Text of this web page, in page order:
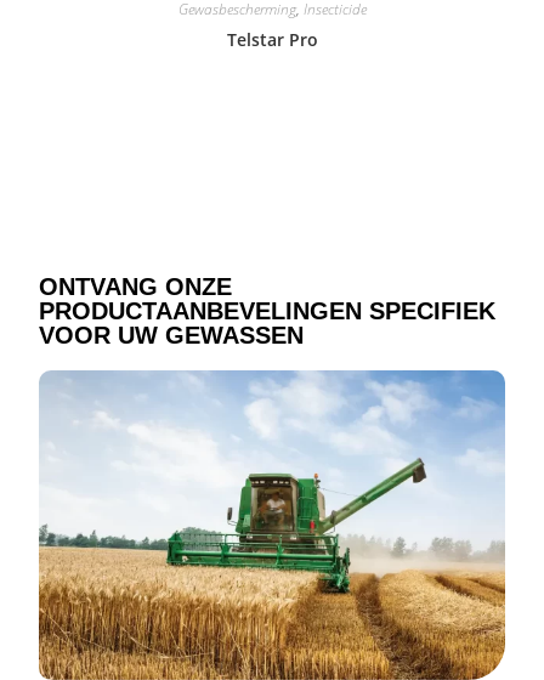
Gewasbescherming, Insecticide
Telstar Pro
ONTVANG ONZE
PRODUCTAANBEVELINGEN SPECIFIEK
VOOR UW GEWASSEN